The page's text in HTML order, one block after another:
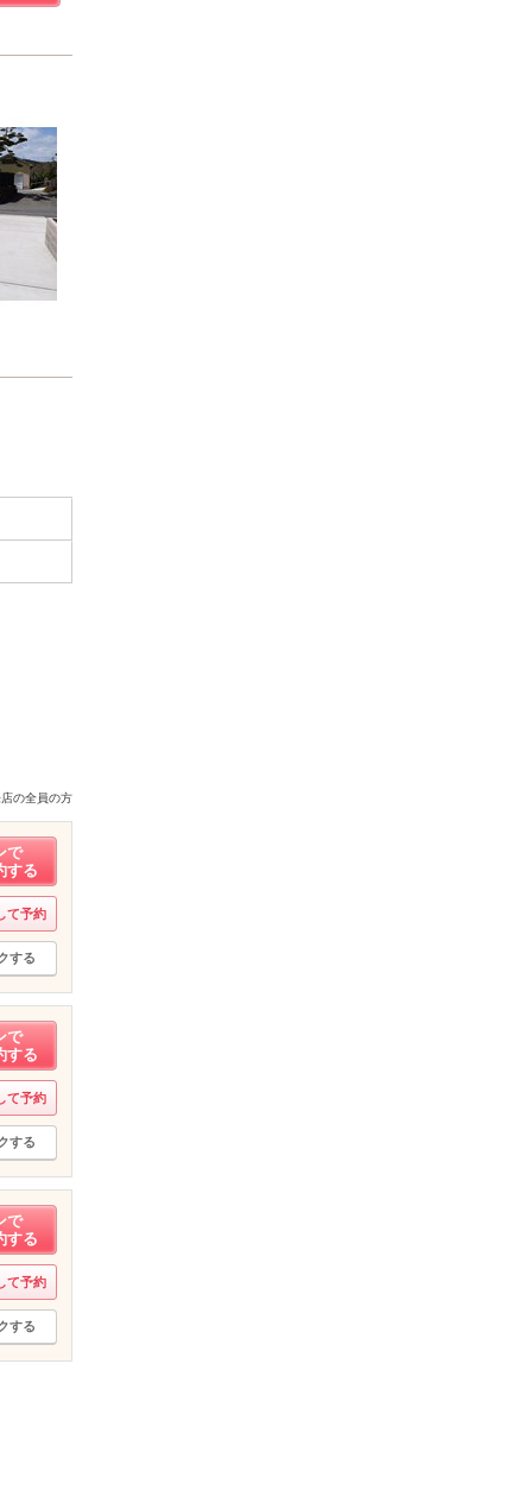
の全員の方
で
する
て予約
する
で
する
て予約
する
で
する
て予約
する